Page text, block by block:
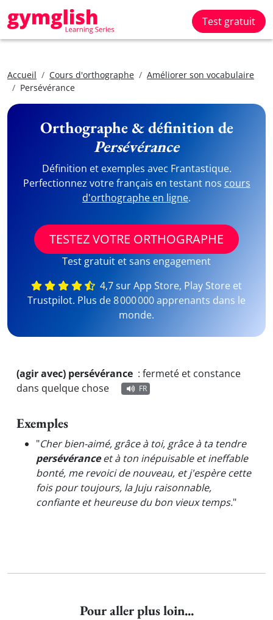
Test gratuit
Accueil Cours d'orthographe
Améliorer son vocabulaire
Persévérance
Orthographe & définition de
Persévérance
Définition et exemples avec Frantastique.
Perfectionnez votre français en testant nos cours
d'orthographe en ligne.
TESTEZ VOTRE ORTHOGRAPHE
Test gratuit et sans engagement
4,7 sur App Store, Play Store et
Trustpilot. Plus de 8 000 000 apprenants dans le
monde.
(agir avec) persévérance : fermeté et constance
dans quelque chose
FR
Exemples
"Cher bien-aimé, grâce à toi, grâce à ta tendre
persévéranceet à ton inépuisable et ineffable
bonté, me revoici de nouveau, et j'espère cette
fois pour toujours, la Juju raisonnable,
confiante et heureuse du bon vieux temps."
Pour aller plus loin...